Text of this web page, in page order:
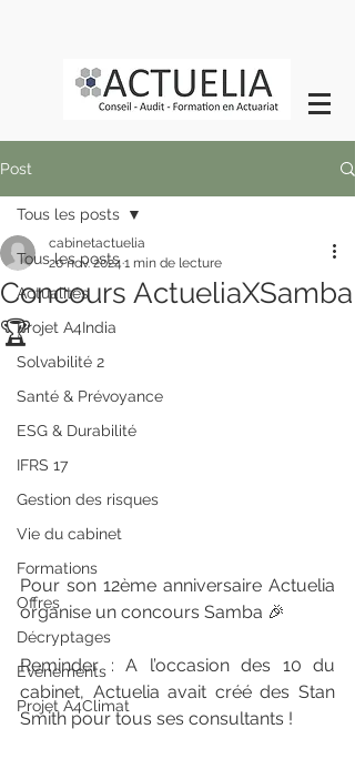
Post
Tous les posts
Actualités
Projet A4India
Solvabilité 2
Santé & Prévoyance
ESG & Durabilité
IFRS 17
Gestion des risques
Vie du cabinet
Formations
Offres
Décryptages
Événements
Projet A4Climat
Tous les posts
Concours ActueliaXSamba
🏆
cabinetactuelia
20 nov. 2024 1 min de lecture
Pour son 12ème anniversaire Actuelia
organise un concours Samba 🎉
Reminder : A l’occasion des 10 du
cabinet, Actuelia avait créé des Stan
Smith pour tous ses consultants !